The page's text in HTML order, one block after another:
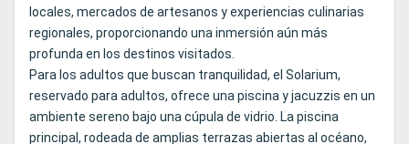
locales, mercados de artesanos y experiencias culinarias
regionales, proporcionando una inmersión aún más
profunda en los destinos visitados.
Para los adultos que buscan tranquilidad, el Solarium,
reservado para adultos, ofrece una piscina y jacuzzis en un
ambiente sereno bajo una cúpula de vidrio. La piscina
principal, rodeada de amplias terrazas abiertas al océano,